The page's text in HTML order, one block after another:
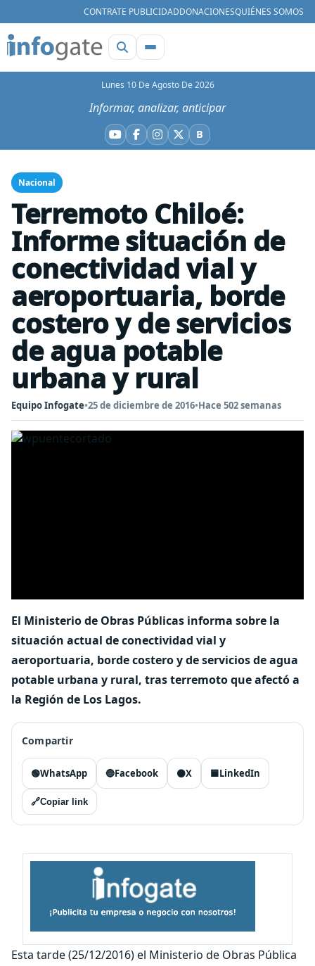
CONTRATE PUBLICIDADDONACIONESQUIÉNES SOMOS
Lunes 10 De Agosto De 2026
Informar, analizar, anticipar
YouTube
Facebook
Instagram
X BBluesky
Nacional
Terremoto Chiloé:
Informe situación de
conectividad vial y
aeroportuaria, borde
costero y de servicios
de agua potable
urbana y rural
Equipo Infogate•25 de diciembre de 2016•Hace 502 semanas
El Ministerio de Obras Públicas informa sobre la
situación actual de conectividad vial y
aeroportuaria, borde costero y de servicios de agua
potable urbana y rural, tras terremoto que afectó a
la Región de Los Lagos.
Compartir
🟢WhatsApp 🔵Facebook ⚫X 🟦LinkedIn
🔗Copiar link
Esta tarde (25/12/2016) el Ministerio de Obras Pública